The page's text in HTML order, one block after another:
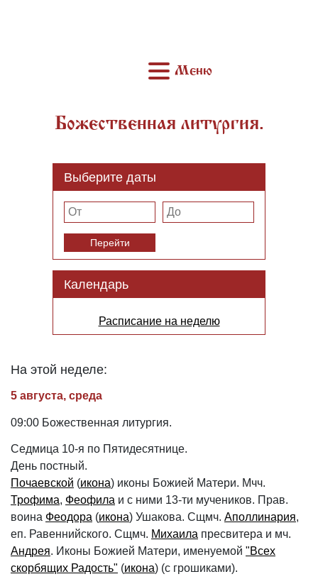
Меню
Божественная литургия.
Выберите даты
Перейти
Календарь
Расписание на неделю
На этой неделе:
5 августа, среда
09:00 Божественная литургия.
Седмица 10-я по Пятидесятнице.
День постный.
Почаевской (икона) иконы Божией Матери. Мчч.
Трофима, Феофила и с ними 13-ти мучеников. Прав.
воина Феодора (икона) Ушакова. Сщмч. Аполлинария,
еп. Равеннийского. Сщмч. Михаила пресвитера и мч.
Андрея. Иконы Божией Матери, именуемой "Всех
скорбящих Радость" (икона) (с грошиками).